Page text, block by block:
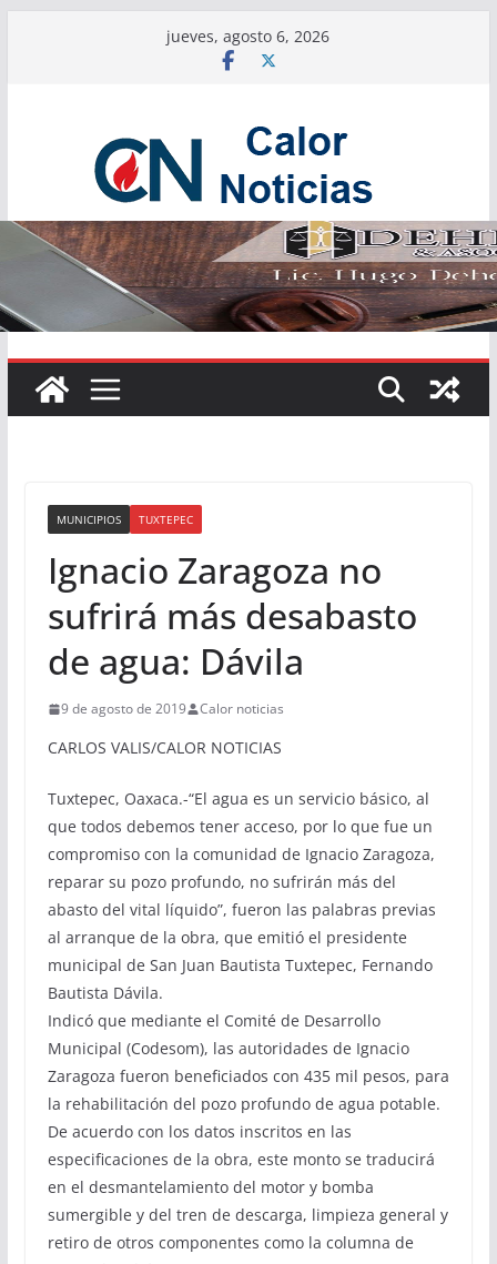
jueves, agosto 6, 2026
MUNICIPIOS TUXTEPEC
Ignacio Zaragoza no
sufrirá más desabasto
de agua: Dávila
9 de agosto de 2019 Calor noticias
CARLOS VALIS/CALOR NOTICIAS
Tuxtepec, Oaxaca.-“El agua es un servicio básico, al
que todos debemos tener acceso, por lo que fue un
compromiso con la comunidad de Ignacio Zaragoza,
reparar su pozo profundo, no sufrirán más del
abasto del vital líquido”, fueron las palabras previas
al arranque de la obra, que emitió el presidente
municipal de San Juan Bautista Tuxtepec, Fernando
Bautista Dávila.
Indicó que mediante el Comité de Desarrollo
Municipal (Codesom), las autoridades de Ignacio
Zaragoza fueron beneficiados con 435 mil pesos, para
la rehabilitación del pozo profundo de agua potable.
De acuerdo con los datos inscritos en las
especificaciones de la obra, este monto se traducirá
en el desmantelamiento del motor y bomba
sumergible y del tren de descarga, limpieza general y
retiro de otros componentes como la columna de